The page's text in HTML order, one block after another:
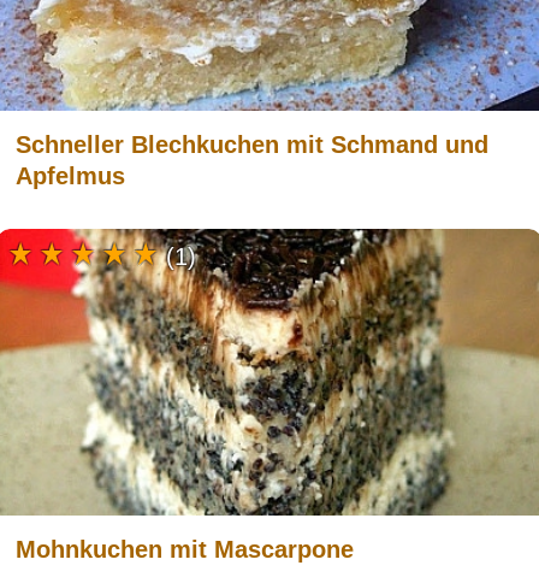
Schneller Blechkuchen mit Schmand und
Apfelmus
Mohnkuchen mit Mascarpone
(1)